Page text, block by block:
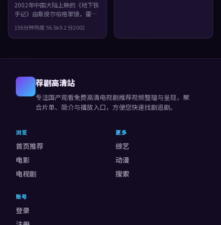
2002年中国大陆上映的《地下铁
手记》由斯皮尔伯格掌镜，雷佳
上偏喜剧，配乐与声场强化了不
安与孤独感，片尾余味很足。
156分钟热度 56.5k9.2 分2002
荐剧高清站
专注国产观看免费高清电视剧推荐视频整理与呈现，聚
合片单、简介与播放入口，方便您快速找剧追剧。
浏览
首页推荐
电影
电视剧
更多
综艺
动漫
搜索
账号
登录